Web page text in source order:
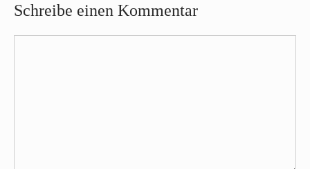
Schreibe einen Kommentar